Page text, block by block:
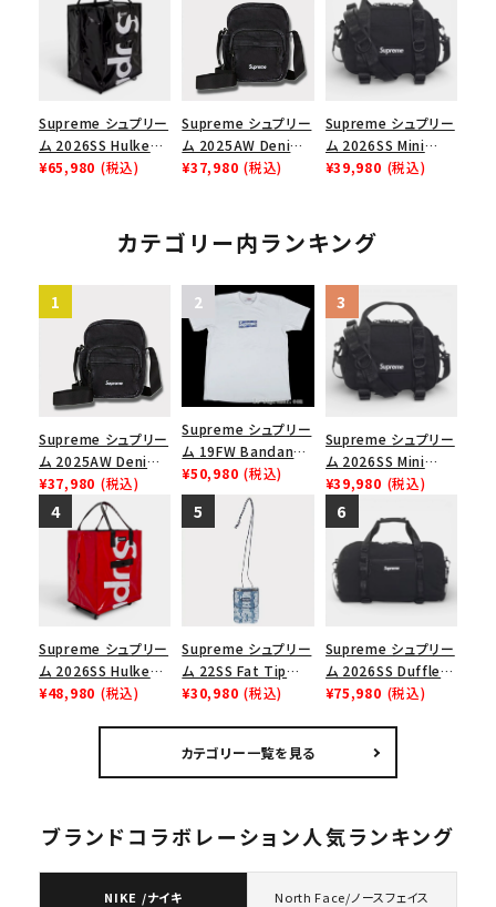
Supreme シュプリー
ム 2026SS Hulken
Rolling Tote
¥65,980 (税込)
Supreme シュプリー
ム 2025AW Denim
Shoulder Bag デニ
¥37,980 (税込)
Supreme シュプリー
ム 2026SS Mini
Duffle Bag ミニダッ
¥39,980 (税込)
カテゴリー内ランキング
Supreme シュプリー
ム 2025AW Denim
Shoulder Bag デニ
ム ショルダーバッグ
ブラック
¥37,980 (税込)
Supreme シュプリー
ム 19FW Bandana
Box Logo Tee バン
ダナボックスロゴTシ
ャツ ホワイト
¥50,980 (税込)
Supreme シュプリー
ム 2026SS Mini
Duffle Bag ミニダッ
フルバッグ ブラック
¥39,980 (税込)
Supreme シュプリー
ム 2026SS Hulken
Rolling Tote
¥48,980 (税込)
Supreme シュプリー
ム 22SS Fat Tip
Jacquard Denim
ムネックポーチ ブル
ー
¥30,980 (税込)
Supreme シュプリー
ム 2026SS Duffle
Bag ダッフルバッグ
¥75,980 (税込)
カテゴリー一覧を見る
ブランドコラボレーション人気ランキング
NIKE /ナイキ North Face/ノースフェイス